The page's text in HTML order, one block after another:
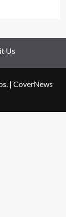
Us
| CoverNews